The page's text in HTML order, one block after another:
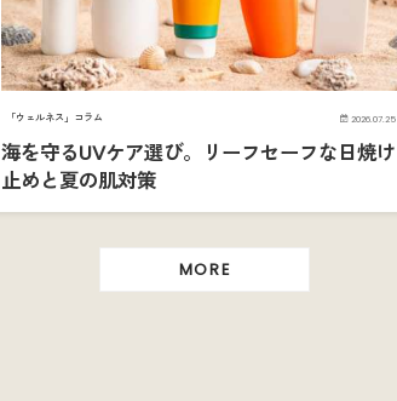
「ウェルネス」コラム 2026.07.25
海を守るUVケア選び。リーフセーフな日焼け
止めと夏の肌対策
MORE